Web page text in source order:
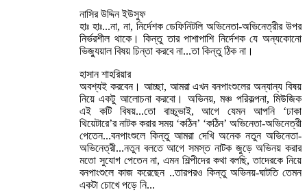
নাসির উদ্দিন ইউসুফ
হাঃ হাঃ...না, না, নির্দেশক ডেফিনিটলি অভিনেতা-অভিনেত্রীর উপর
নির্ভরশীল থাকে। কিন্তু তার পাশাপাশি নির্দেশক যে অন্যকোনো
ভিজ্যুয়াল বিষয় চিন্তা করবে না...তা কিন্তু ঠিক না।
হাসান শাহরিয়ার
অবশ্যই করবেন। আচ্ছা, আমরা এখন বনপাংশুলের অন্যান্য বিষয়
নিয়ে একটু আলোচনা করবো। অভিনয়, মঞ্চ পরিকল্পনা, মিউজিক
এই কটি বিষয়...তো বাচ্চুভাই, আগে যেমন আপনি ‘ঢাকা
থিয়েটারে’র নাটক করার সময় ‘কঠিন’ ‘কঠিন’ অভিনেতা-অভিনেত্রী
পেতেন...বনপাংশুলে কিন্তু আমরা দেখি অনেক নতুন অভিনেতা-
অভিনেত্রী...নতুন বলতে আগে সমস্ত নাটক জুড়ে অভিনয় করার
মতো সুযোগ পেতেন না, এমন শিল্পীদের কথা বলছি, তাদেরকে নিয়ে
বনপাংশুলে কাজ করেছেন ..তারপরও কিন্তু অভিনয়-ঘাটতি তেমন
একটা চোখে পড়ে নি...